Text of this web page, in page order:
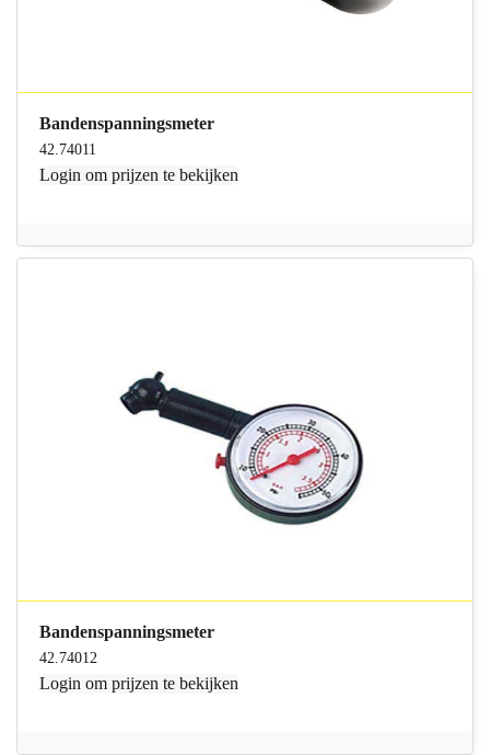
Bandenspanningsmeter
42.74011
Login om prijzen te bekijken
Bandenspanningsmeter
42.74012
Login om prijzen te bekijken